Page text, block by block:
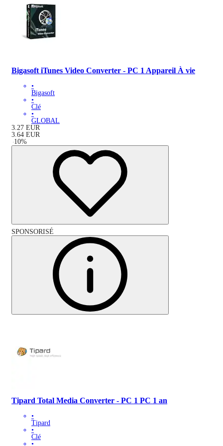
Bigasoft iTunes Video Converter - PC 1 Appareil À vie
•
Bigasoft
•
Clé
•
GLOBAL
3.27 EUR
3.64 EUR
-10%
SPONSORISÉ
Tipard Total Media Converter - PC 1 PC 1 an
•
Tipard
•
Clé
•